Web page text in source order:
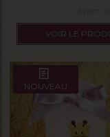
VOIR LE
NOUVEAU